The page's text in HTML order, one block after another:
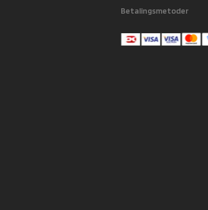
Betalingsmetoder